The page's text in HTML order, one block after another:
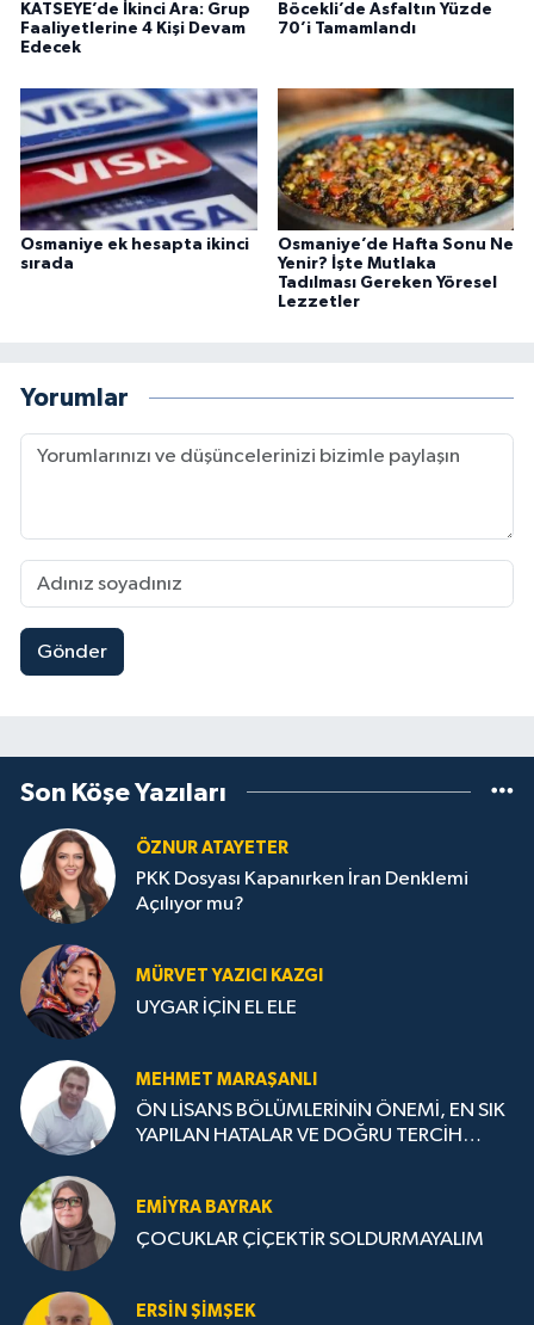
KATSEYE’de İkinci Ara: Grup
Faaliyetlerine 4 Kişi Devam
Edecek
Böcekli’de Asfaltın Yüzde
70’i Tamamlandı
Osmaniye ek hesapta ikinci
sırada
Osmaniye’de Hafta Sonu Ne
Yenir? İşte Mutlaka
Tadılması Gereken Yöresel
Lezzetler
Yorumlar
Gönder
Son Köşe Yazıları
ÖZNUR ATAYETER
PKK Dosyası Kapanırken İran Denklemi
Açılıyor mu?
MÜRVET YAZICI KAZGI
UYGAR İÇİN EL ELE
MEHMET MARAŞANLI
ÖN LİSANS BÖLÜMLERİNİN ÖNEMİ, EN SIK
YAPILAN HATALAR VE DOĞRU TERCİH
EMIYRA BAYRAK
ÇOCUKLAR ÇİÇEKTİR SOLDURMAYALIM
ERSIN ŞIMŞEK